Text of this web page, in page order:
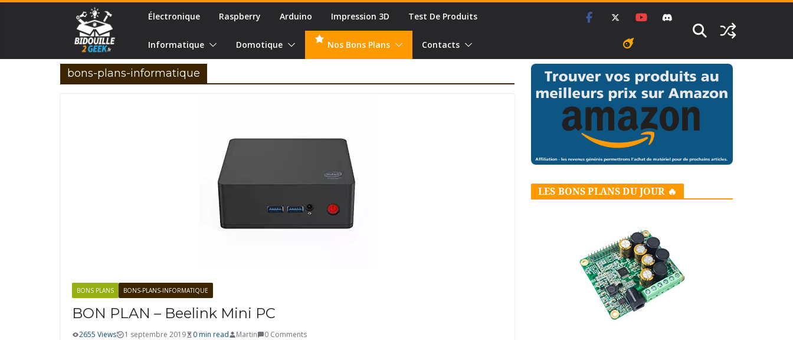
Électronique Raspberry Arduino Impression 3D Test De Produits
Informatique Domotique Nos Bons Plans Contacts
bons-plans-informatique
BONS PLANS BONS-PLANS-INFORMATIQUE
BON PLAN – Beelink Mini PC
2655 Views 1 septembre 2019 0 min read Martin 0 Comments
LES BONS PLANS DU JOUR 🔥